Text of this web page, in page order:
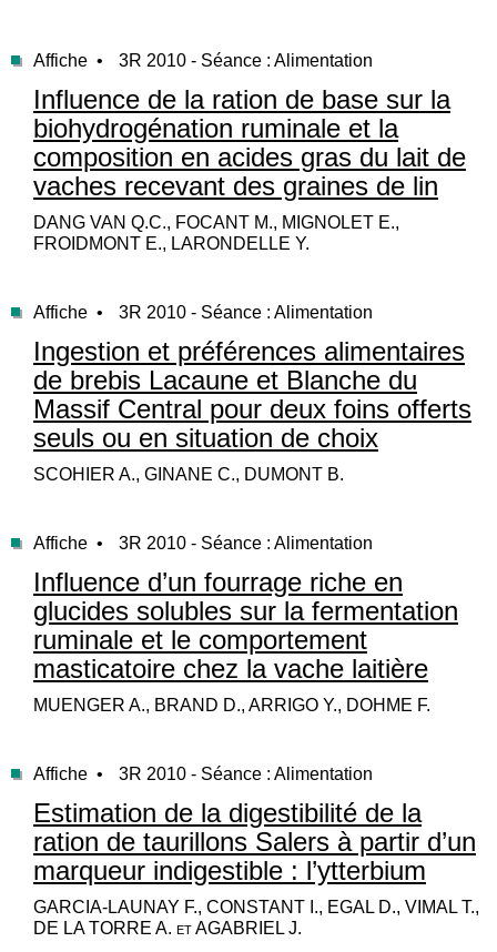
Affiche • 3R 2010 - Séance : Alimentation
Influence de la ration de base sur la
biohydrogénation ruminale et la
composition en acides gras du lait de
vaches recevant des graines de lin
DANG VAN Q.C., FOCANT M., MIGNOLET E.,
FROIDMONT E., LARONDELLE Y.
Affiche • 3R 2010 - Séance : Alimentation
Ingestion et préférences alimentaires
de brebis Lacaune et Blanche du
Massif Central pour deux foins offerts
seuls ou en situation de choix
SCOHIER A., GINANE C., DUMONT B.
Affiche • 3R 2010 - Séance : Alimentation
Influence d’un fourrage riche en
glucides solubles sur la fermentation
ruminale et le comportement
masticatoire chez la vache laitière
MUENGER A., BRAND D., ARRIGO Y., DOHME F.
Affiche • 3R 2010 - Séance : Alimentation
Estimation de la digestibilité de la
ration de taurillons Salers à partir d’un
marqueur indigestible : l’ytterbium
GARCIA-LAUNAY F., CONSTANT I., EGAL D., VIMAL T.,
DE LA TORRE A. et AGABRIEL J.